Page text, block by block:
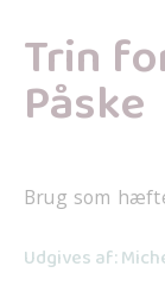
Trin
Påske
Brug som
Udgives af: